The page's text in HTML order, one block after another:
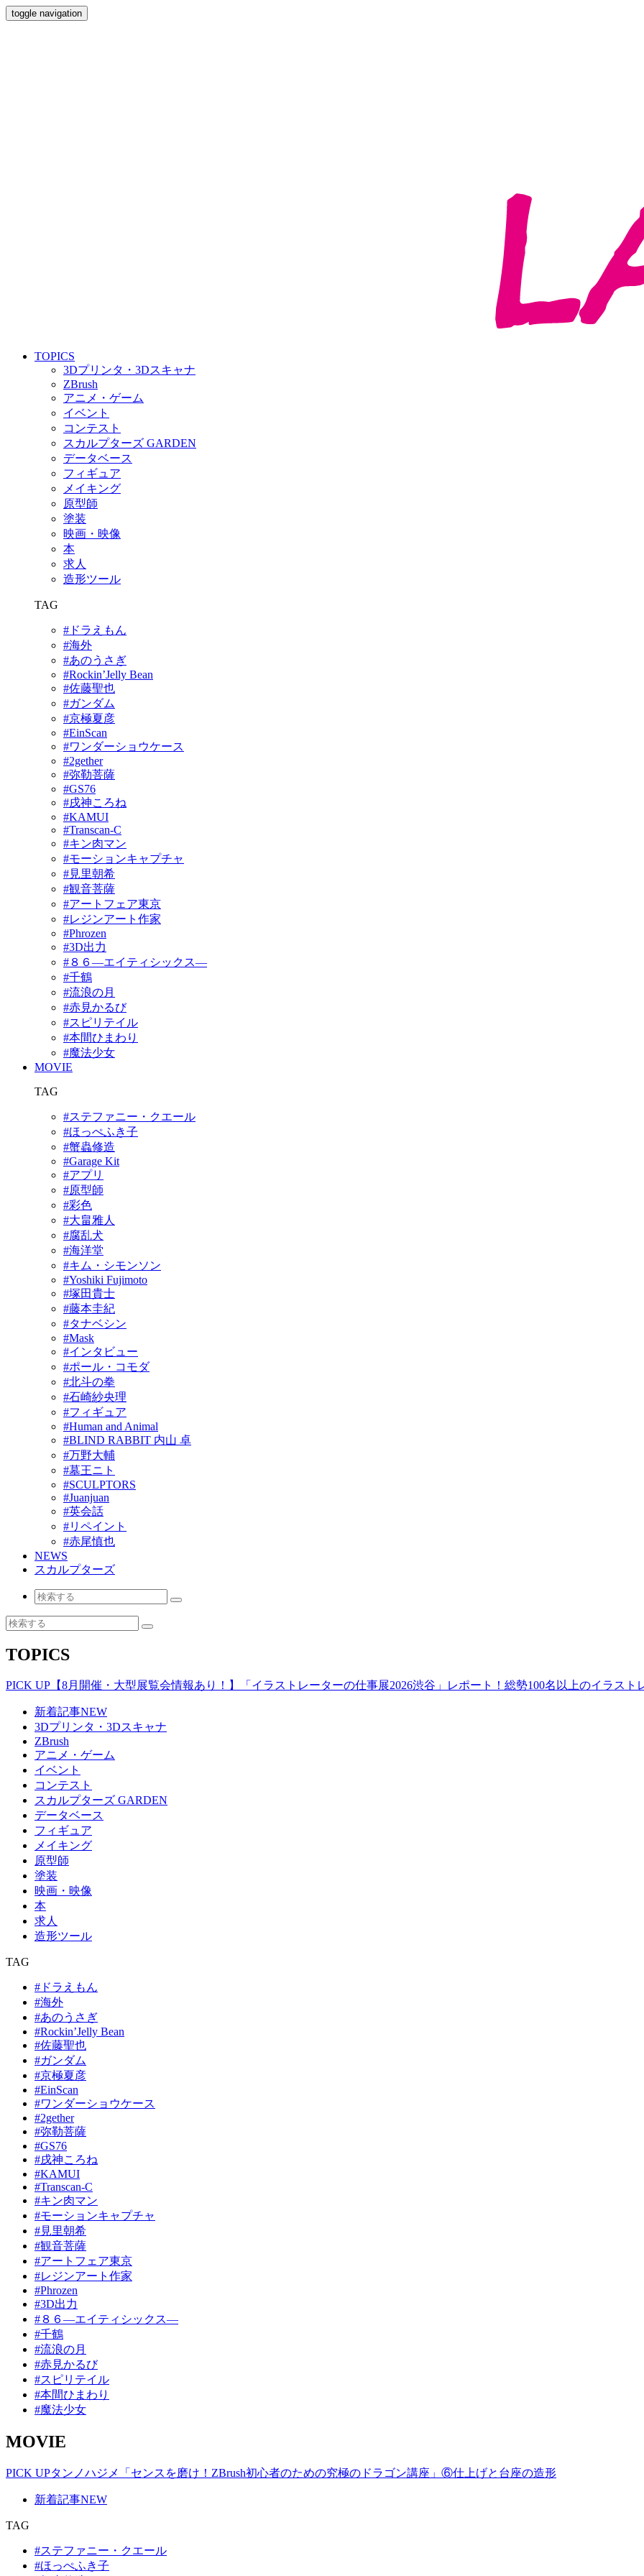
toggle navigation
TOPICS
3Dプリンタ・3Dスキャナ
ZBrush
アニメ・ゲーム
イベント
コンテスト
スカルプターズ GARDEN
データベース
フィギュア
メイキング
原型師
塗装
映画・映像
本
求人
造形ツール
TAG
#ドラえもん
#海外
#あのうさぎ
#Rockin’Jelly Bean
#佐藤聖也
#ガンダム
#京極夏彦
#EinScan
#ワンダーショウケース
#2gether
#弥勒菩薩
#GS76
#戌神ころね
#KAMUI
#Transcan-C
#キン肉マン
#モーションキャプチャ
#見里朝希
#観音菩薩
#アートフェア東京
#レジンアート作家
#Phrozen
#3D出力
#８６―エイティシックス―
#千鶴
#流浪の月
#赤見かるび
#スピリテイル
#本間ひまわり
#魔法少女
MOVIE
TAG
#ステファニー・クエール
#ほっぺふき子
#蟹蟲修造
#Garage Kit
#アプリ
#原型師
#彩色
#大畠雅人
#腐乱犬
#海洋堂
#キム・シモンソン
#Yoshiki Fujimoto
#塚田貴士
#藤本圭紀
#タナベシン
#Mask
#インタビュー
#ポール・コモダ
#北斗の拳
#石崎紗央理
#フィギュア
#Human and Animal
#BLIND RABBIT 内山 卓
#万野大輔
#墓王ニト
#SCULPTORS
#Juanjuan
#英会話
#リペイント
#赤尾慎也
NEWS
スカルプターズ
TOPICS
PICK UP 【8月開催・大型展覧会情報あり！】「イラストレーターの仕事展2026渋谷」レポート！総勢100名以上のイラスト
新着記事NEW
3Dプリンタ・3Dスキャナ
ZBrush
アニメ・ゲーム
イベント
コンテスト
スカルプターズ GARDEN
データベース
フィギュア
メイキング
原型師
塗装
映画・映像
本
求人
造形ツール
TAG
#ドラえもん
#海外
#あのうさぎ
#Rockin’Jelly Bean
#佐藤聖也
#ガンダム
#京極夏彦
#EinScan
#ワンダーショウケース
#2gether
#弥勒菩薩
#GS76
#戌神ころね
#KAMUI
#Transcan-C
#キン肉マン
#モーションキャプチャ
#見里朝希
#観音菩薩
#アートフェア東京
#レジンアート作家
#Phrozen
#3D出力
#８６―エイティシックス―
#千鶴
#流浪の月
#赤見かるび
#スピリテイル
#本間ひまわり
#魔法少女
MOVIE
PICK UPタンノハジメ「センスを磨け！ZBrush初心者のための究極のドラゴン講座」⑥仕上げと台座の造形
新着記事NEW
TAG
#ステファニー・クエール
#ほっぺふき子